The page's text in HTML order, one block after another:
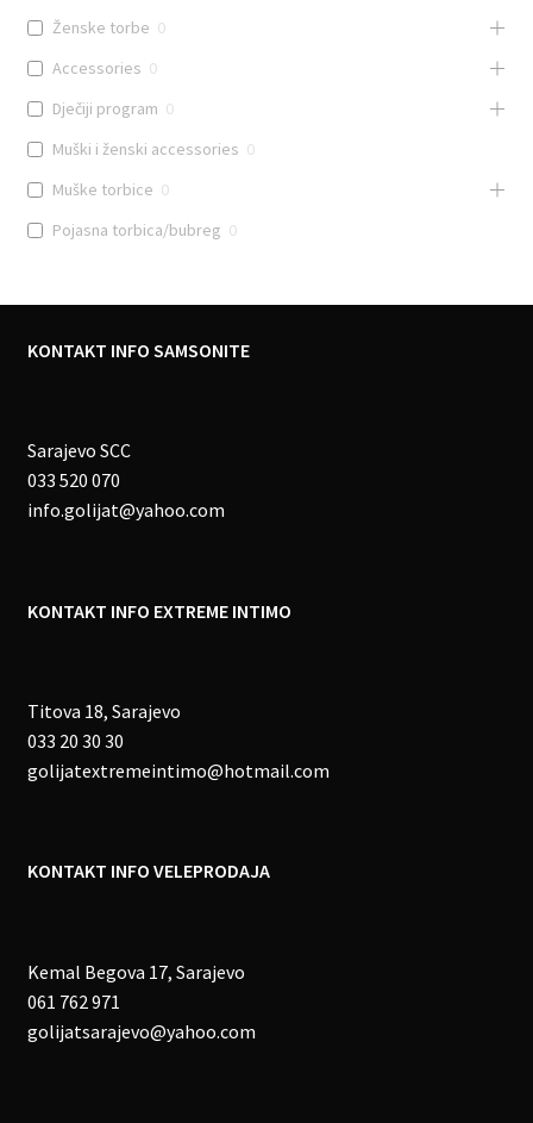
Ženske torbe 0
Accessories 0
Dječiji program 0
Muški i ženski accessories 0
Muške torbice 0
Pojasna torbica/bubreg 0
KONTAKT INFO SAMSONITE
Sarajevo SCC
033 520 070
info.golijat@yahoo.com
KONTAKT INFO EXTREME INTIMO
Titova 18, Sarajevo
033 20 30 30
golijatextremeintimo@hotmail.com
KONTAKT INFO VELEPRODAJA
Kemal Begova 17, Sarajevo
061 762 971
golijatsarajevo@yahoo.com